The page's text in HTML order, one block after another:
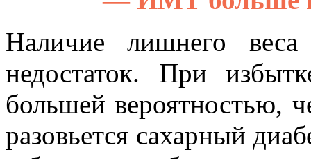
Наличие лишнего
недостаток. При
большей вероятностью,
разовьется сахарный